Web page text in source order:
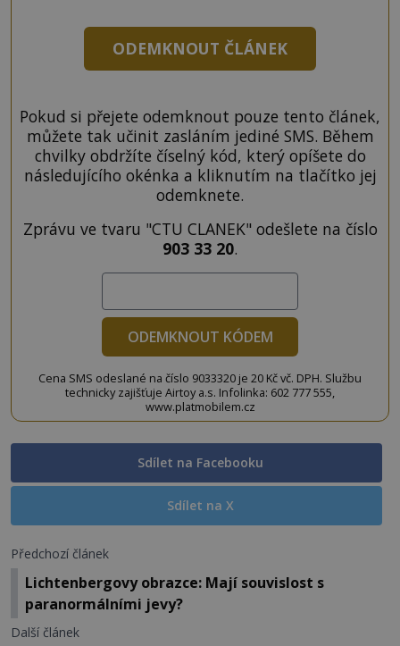
ODEMKNOUT ČLÁNEK
Pokud si přejete odemknout pouze tento článek,
můžete tak učinit zasláním jediné SMS. Během
chvilky obdržíte číselný kód, který opíšete do
následujícího okénka a kliknutím na tlačítko jej
odemknete.
Zprávu ve tvaru "CTU CLANEK" odešlete na číslo
903 33 20.
ODEMKNOUT KÓDEM
Cena SMS odeslané na číslo 9033320 je 20 Kč vč. DPH. Službu
technicky zajišťuje Airtoy a.s. Infolinka: 602 777 555,
www.platmobilem.cz
Sdílet na Facebooku
Sdílet na X
Předchozí článek
Lichtenbergovy obrazce: Mají souvislost s
paranormálními jevy?
Další článek